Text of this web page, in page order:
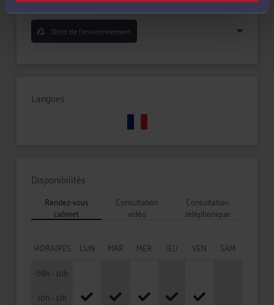
Droit de l'environnement
Langues
Disponibilités
Rendez-vous
cabinet
Consultation
vidéo
Consultation
téléphonique
HORAIRES LUN MAR MER JEU VEN
SAM
08h - 10h
10h - 12h